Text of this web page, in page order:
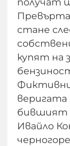
стане
купят на
веригата
бившият
Ивайло